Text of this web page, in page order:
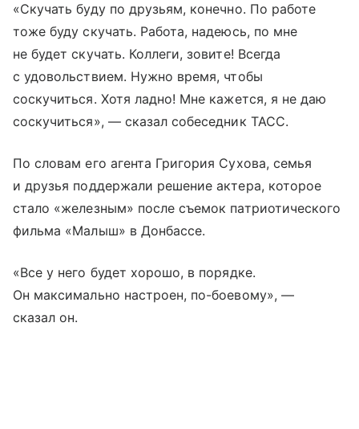
«Скучать буду по друзьям, конечно. По работе
тоже буду скучать. Работа, надеюсь, по мне
не будет скучать. Коллеги, зовите! Всегда
с удовольствием. Нужно время, чтобы
соскучиться. Хотя ладно! Мне кажется, я не даю
соскучиться», — сказал собеседник ТАСС.
По словам его агента Григория Сухова, семья
и друзья поддержали решение актера, которое
стало «железным» после съемок патриотического
фильма «Малыш» в Донбассе.
«Все у него будет хорошо, в порядке.
Он максимально настроен, по-боевому», —
сказал он.